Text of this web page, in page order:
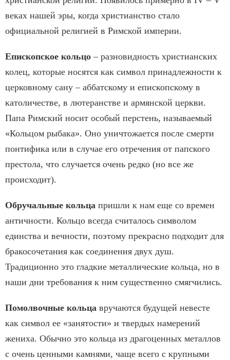
веках нашей эры, когда христианство стало
официальной религией в Римской империи.
Епископское кольцо – разновидность христианских
колец, которые носятся как символ принадлежности к
церковному сану – аббатскому и епископскому в
католичестве, в лютеранстве и армянской церкви.
Папа Римский носит особый перстень, называемый
«Кольцом рыбака». Оно уничтожается после смерти
понтифика или в случае его отречения от папского
престола, что случается очень редко (но все же
происходит).
Обручальные кольца пришли к нам еще со времен
античности. Кольцо всегда считалось символом
единства и вечности, поэтому прекрасно подходит для
бракосочетания как соединения двух душ.
Традиционно это гладкие металлические кольца, но в
наши дни требования к ним существенно смягчились.
Помолвочные кольца вручаются будущей невесте
как символ ее «занятости» и твердых намерений
жениха. Обычно это кольца из драгоценных металлов
с очень ценными камнями, чаще всего с крупными